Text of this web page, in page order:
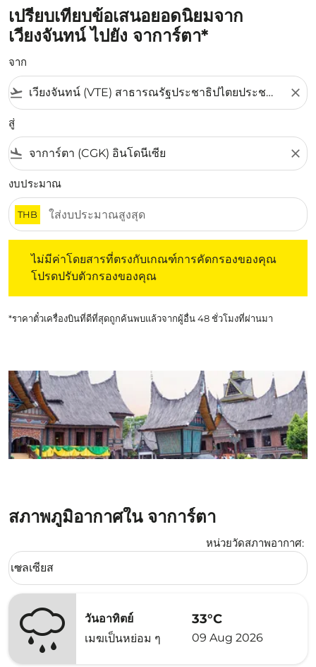
เปรียบเทียบข้อเสนอยอดนิยมจาก
เวียงจันทน์ ไปยัง จาการ์ตา*
จาก
flight_takeoff close
สู่
flight_land close
งบประมาณ
THB
ไม่มีค่าโดยสารที่ตรงกับเกณฑ์การคัดกรองของคุณ
โปรดปรับตัวกรองของคุณ
*ราคาตั๋วเครื่องบินที่ดีที่สุดถูกค้นพบแล้วจากผู้อื่น 48 ชั่วโมงที่ผ่านมา
สภาพภูมิอากาศใน จาการ์ตา
หน่วยวัดสภาพอากาศ:
Weather unit option เซลเซียส Selected
เซลเซียส
keyboard_arrow_down
วันอาทิตย์
เมฆเป็นหย่อม ๆ
33°C
09 Aug 2026